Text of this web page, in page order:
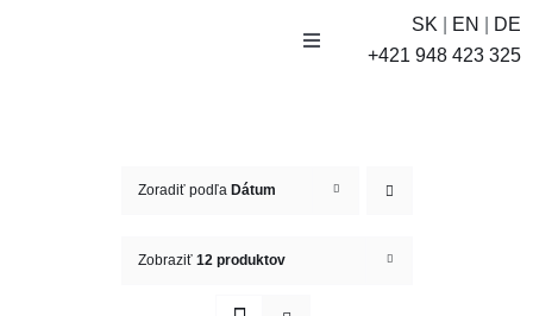
Toggle
Účet
Košík
SK EN
DE
+421 948 423 325
Zoradiť podľa Dátum
Zobraziť 12 produktov